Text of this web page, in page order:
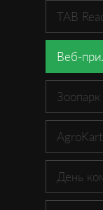
TAB
Веб-
Зоопарк
День